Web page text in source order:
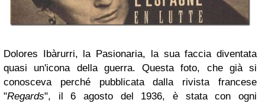
Dolores Ibàrurri, la Pasionaria, la sua faccia diventata
quasi un'icona della guerra. Questa foto, che già si
conosceva perché pubblicata dalla rivista francese
"Regards", il 6 agosto del 1936, è stata con ogni